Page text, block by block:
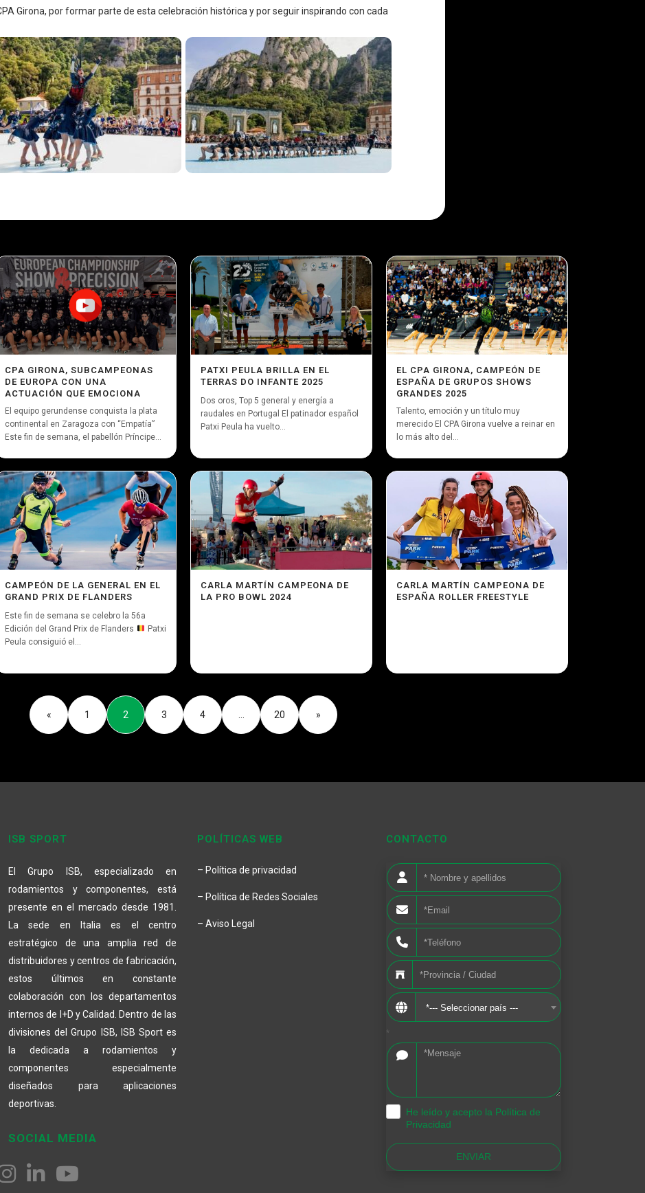
Girona, por formar parte de esta celebración histórica y por seguir inspirando con cada
CPA GIRONA, SUBCAMPEONAS
DE EUROPA CON UNA
ACTUACIÓN QUE EMOCIONA
El equipo gerundense conquista la plata
continental en Zaragoza con “Empatía”
Este fin de semana, el pabellón Príncipe...
PATXI PEULA BRILLA EN EL
TERRAS DO INFANTE 2025
Dos oros, Top 5 general y energía a
raudales en Portugal El patinador español
Patxi Peula ha vuelto...
EL CPA GIRONA, CAMPEÓN DE
ESPAÑA DE GRUPOS SHOWS
GRANDES 2025
Talento, emoción y un título muy
merecido El CPA Girona vuelve a reinar en
lo más alto del...
CAMPEÓN DE LA GENERAL EN EL
GRAND PRIX DE FLANDERS
Este fin de semana se celebro la 56a
Edición del Grand Prix de Flanders
Patxi
Peula consiguió el...
CARLA MARTÍN CAMPEONA DE
LA PRO BOWL 2024
CARLA MARTÍN CAMPEONA DE
ESPAÑA ROLLER FREESTYLE
« 1 2 3 4 … 20 »
ISB SPORT
El Grupo ISB, especializado en
rodamientos y componentes, está
presente en el mercado desde 1981.
La sede en Italia es el centro
estratégico de una amplia red de
distribuidores y centros de fabricación,
estos últimos en constante
colaboración con los departamentos
internos de I+D y Calidad. Dentro de las
divisiones del Grupo ISB, ISB Sport es
la dedicada a rodamientos y
componentes especialmente
diseñados para aplicaciones
deportivas.
SOCIAL MEDIA
POLÍTICAS WEB
– Política de privacidad
– Política de Redes Sociales
– Aviso Legal
CONTACTO
*--- Seleccionar país ---
*
He leído y acepto la Política de
Privacidad
ENVIAR